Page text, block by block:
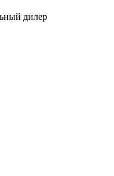
дилер